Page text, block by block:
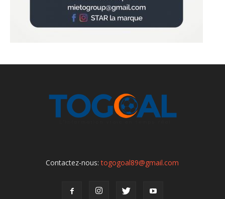
Contactez-nous:togogoal89@gmail.com